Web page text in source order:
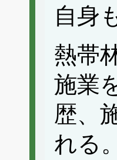
自身
熱帯
施業
歴、
れる